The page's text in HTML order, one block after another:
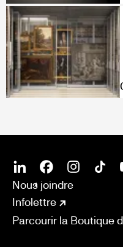
SOCIAL
LinkedinFacebook
CONNECT
Nous joindre
Infolettre
Parcourir la Boutique